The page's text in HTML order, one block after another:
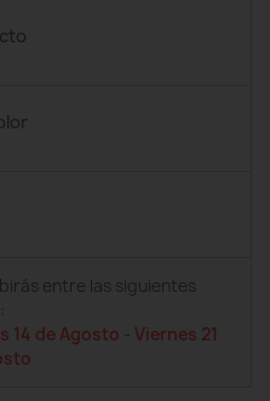
entre las siguientes
14 de Agosto -Viernes 21